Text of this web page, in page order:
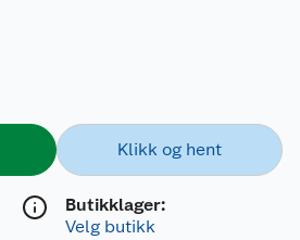
Klikk og hent
Butikklager:
Velg butikk